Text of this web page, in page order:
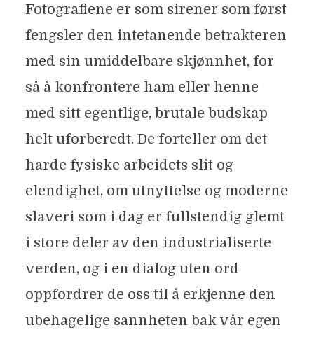
Fotografiene er som sirener som først
fengsler den intetanende betrakteren
med sin umiddelbare skjønnhet, for
så å konfrontere ham eller henne
med sitt egentlige, brutale budskap
helt uforberedt. De forteller om det
harde fysiske arbeidets slit og
elendighet, om utnyttelse og moderne
slaveri som i dag er fullstendig glemt
i store deler av den industrialiserte
verden, og i en dialog uten ord
oppfordrer de oss til å erkjenne den
ubehagelige sannheten bak vår egen